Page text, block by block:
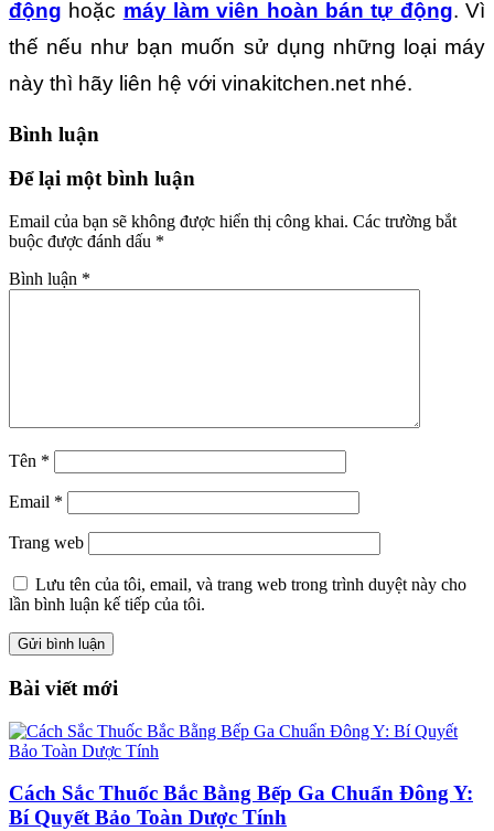
động hoặc máy làm viên hoàn bán tự động. Vì
thế nếu như bạn muốn sử dụng những loại máy
này thì hãy liên hệ với vinakitchen.net nhé.
Bình luận
Để lại một bình luận
Email của bạn sẽ không được hiển thị công khai. Các trường bắt
buộc được đánh dấu *
Bình luận *
Tên *
Email *
Trang web
Lưu tên của tôi, email, và trang web trong trình duyệt này cho
lần bình luận kế tiếp của tôi.
Bài viết mới
Cách Sắc Thuốc Bắc Bằng Bếp Ga Chuẩn Đông Y:
Bí Quyết Bảo Toàn Dược Tính